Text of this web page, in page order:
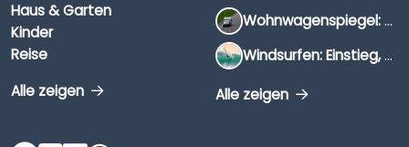
Haus & Garten
Kinder
Reise
Alle zeigen
Wohnwagenspiegel: Auswahl, Preise & Montage
Windsurfen: Einstieg, Ausrüstung & Tipps
Alle zeigen